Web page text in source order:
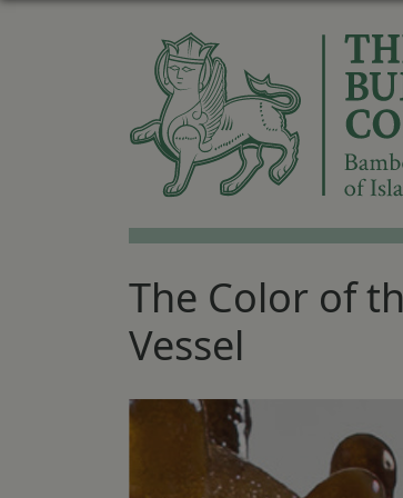
The Color of
Vessel